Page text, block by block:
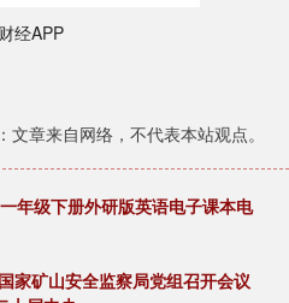
经APP
文章来自网络，不代表本站观点。
年级下册外研版英语电子课本电
家矿山安全监察局党组召开会议